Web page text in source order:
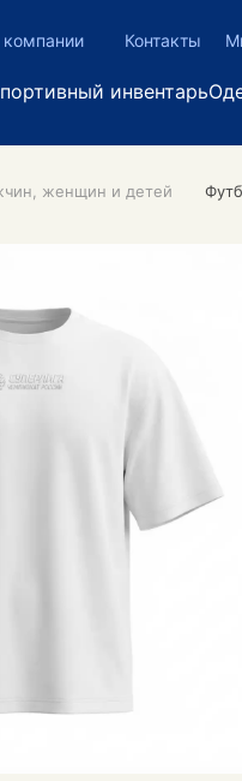
Контакты
инвентарь
женщин и детей